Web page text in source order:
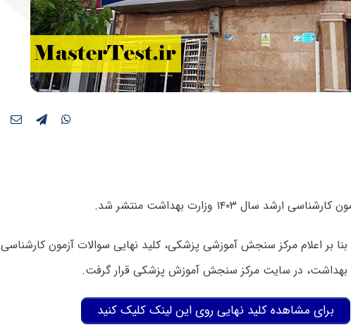
سال ۱۴۰۳ وزارت بهداشت منتشر شد.
بنا بر اعلام مرکز سنجش آموزشی پزشکی، کلید نهایی سوالات آزمون کارشناسی
برای مشاهده کلید نهایی روی این لینک کلیک کنید